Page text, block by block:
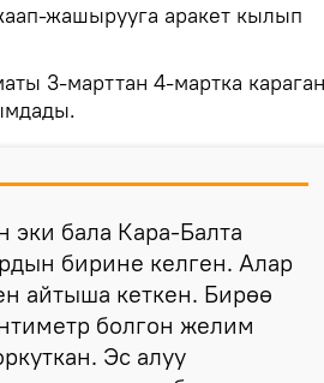
жашырууга аракет кылып
3-марттан 4-мартка караган
эки бала Кара-Балта
бирине келген. Алар
айтыша кеткен. Бирөө
болгон желим
Эс алуу